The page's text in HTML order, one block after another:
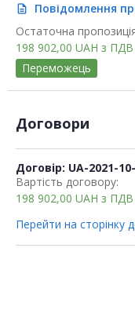
description
Повідомлення
Остаточна
198 902,00 UAH з ПДВ
Переможець
Договори
Договір: UA-2021-
Вартість договору:
198 902,00 UAH з ПДВ
Перейти на сторінку